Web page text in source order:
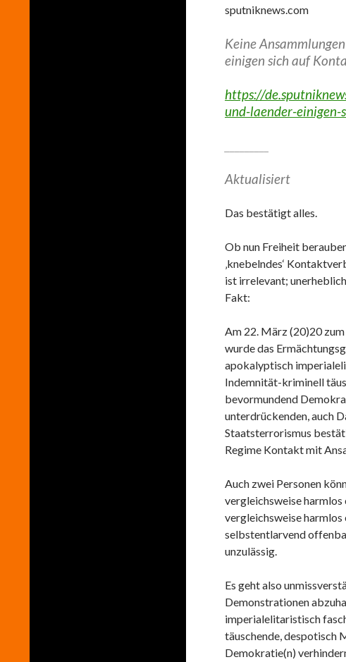
sputniknews.com
Keine
einigen sich auf
https://
und-laender-
Aktualisiert
Das bestätigt alles.
Ob nun Freiheit
‚knebelndes‘
ist irrelevant;
Fakt:
Am 22. März (20)20
wurde das
apokalyptisch
Indemnität-kriminell
bevormundend
unterdrückenden, auch
Staatsterrorismus
Regime Kontakt mit
Auch zwei Personen
vergleichsweise
vergleichsweise
selbstentlarvend
unzulässig.
Es geht also
Demonstrationen
imperialelitaristisch
täuschende, despotisch
Demokratie(n)